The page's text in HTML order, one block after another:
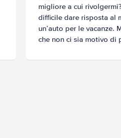
migliore a cui
difficile dare risposta al
un’auto per le vacanze.
che non ci sia motivo di